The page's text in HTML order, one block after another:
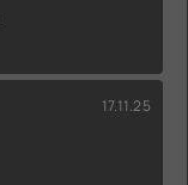
17.11.25